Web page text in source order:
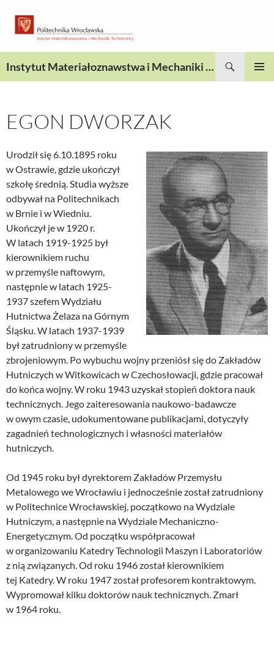
treści
Instytut Materiałoznawstwa i Mechaniki Technicznej
EGON DWORZAK
Urodził się 6.10.1895 roku
w Ostrawie, gdzie ukończył
szkołę średnią. Studia wyższe
odbywał na Politechnikach
w Brnie i w Wiedniu.
Ukończył je w 1920 r.
W latach 1919-1925 był
kierownikiem ruchu
w przemyśle naftowym,
następnie w latach 1925-
1937 szefem Wydziału
Hutnictwa Żelaza na Górnym
Śląsku. W latach 1937-1939
był zatrudniony w przemyśle
zbrojeniowym. Po wybuchu wojny przeniósł się do Zakładów
Hutniczych w Witkowicach w Czechosłowacji, gdzie pracował
do końca wojny. W roku 1943 uzyskał stopień doktora nauk
technicznych. Jego zaiteresowania naukowo-badawcze
w owym czasie, udokumentowane publikacjami, dotyczyły
zagadnień technologicznych i własności materiałów
hutniczych.
Od 1945 roku był dyrektorem Zakładów Przemysłu
Metalowego we Wrocławiu i jednocześnie został zatrudniony
w Politechnice Wrocławskiej, początkowo na Wydziale
Hutniczym, a następnie na Wydziale Mechaniczno-
Energetycznym. Od początku współpracował
w organizowaniu Katedry Technologii Maszyn i Laboratoriów
z nią związanych. Od roku 1946 został kierownikiem
tej Katedry. W roku 1947 został profesorem kontraktowym.
Wypromował kilku doktorów nauk technicznych. Zmarł
w 1964 roku.